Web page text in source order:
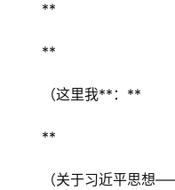
**
**
（这里我**：**
**
（关于习近平思想